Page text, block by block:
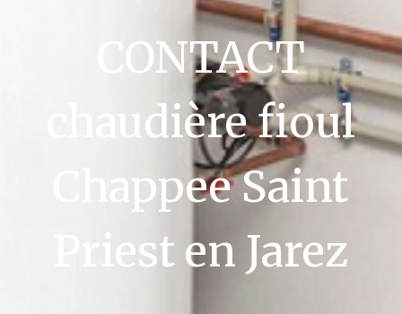
CONTACT
chaudière fioul
Chappee Saint
Priest en Jarez